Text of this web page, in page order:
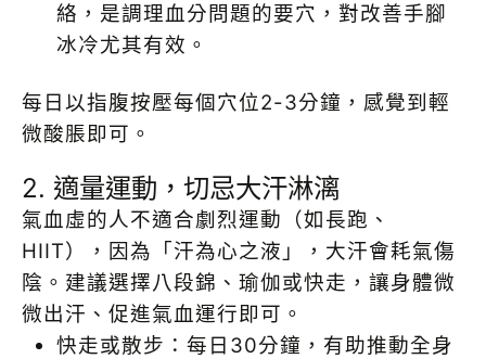
絡，是調理血分問題的要穴，對改善手腳
冰冷尤其有效。
每日以指腹按壓每個穴位2-3分鐘，感覺到輕
微酸脹即可。
2. 適量運動，切忌大汗淋漓
氣血虛的人不適合劇烈運動（如長跑、
HIIT），因為「汗為心之液」，大汗會耗氣傷
陰。建議選擇八段錦、瑜伽或快走，讓身體微
微出汗、促進氣血運行即可。
快走或散步：每日30分鐘，有助推動全身